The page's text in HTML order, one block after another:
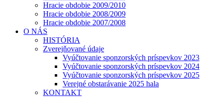
Hracie obdobie 2009/2010
Hracie obdobie 2008/2009
Hracie obdobie 2007/2008
O NÁS
HISTÓRIA
Zverejňované údaje
Vyúčtovanie sponzorských príspevkov 2023
Vyúčtovanie sponzorských príspevkov 2024
Vyúčtovanie sponzorských príspevkov 2025
Verejné obstarávanie 2025 hala
KONTAKT